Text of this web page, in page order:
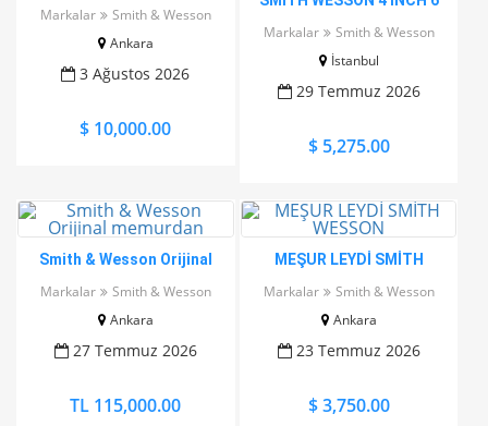
Markalar
Smith & Wesson
Ankara
3 Ağustos 2026
$ 10,000.00
Markalar
Smith & Wesson
İstanbul
29 Temmuz 2026
$ 5,275.00
Smith & Wesson Orijinal
Markalar
Smith & Wesson
Ankara
27 Temmuz 2026
TL 115,000.00
MEŞUR LEYDİ SMİTH
Markalar
Smith & Wesson
Ankara
23 Temmuz 2026
$ 3,750.00